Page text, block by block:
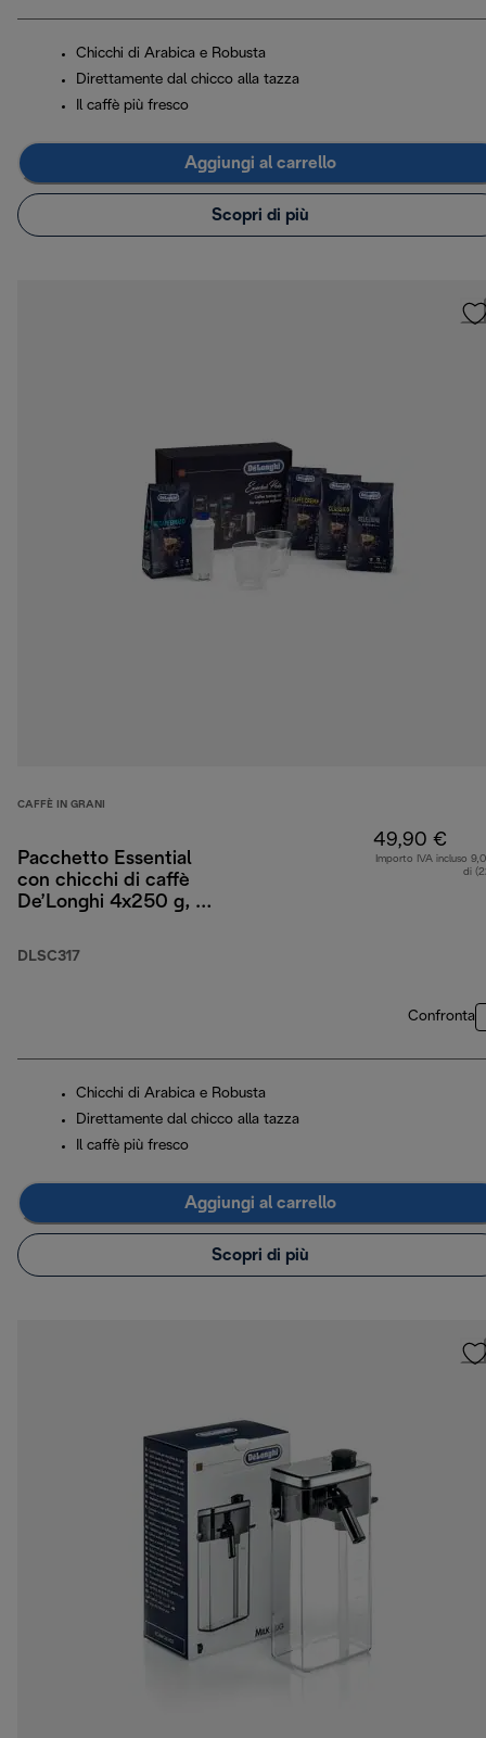
Chicchi di Arabica e Robusta
Direttamente dal chicco alla tazza
Il caffè più fresco
Aggiungi al carrello
Scopri di più
CAFFÈ IN GRANI
Pacchetto Essential
con chicchi di caffè
De’Longhi 4x250 g, 2
cappuccino e filtro per
DLSC317
49,90 €
Importo IVA incluso
di
Confronta
Chicchi di Arabica e Robusta
Direttamente dal chicco alla tazza
Il caffè più fresco
Aggiungi al carrello
Scopri di più